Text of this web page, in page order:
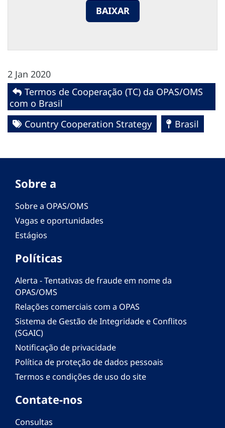
BAIXAR
2 Jan 2020
Termos de Cooperação (TC) da OPAS/OMS
com o Brasil
Country Cooperation Strategy
Brasil
Sobre a
Sobre a OPAS/OMS
Vagas e oportunidades
Estágios
Políticas
Alerta - Tentativas de fraude em nome da
OPAS/OMS
Relações comerciais com a OPAS
Sistema de Gestão de Integridade e Conflitos
(SGAIC)
Notificação de privacidade
Política de proteção de dados pessoais
Termos e condições de uso do site
Contate-nos
Consultas